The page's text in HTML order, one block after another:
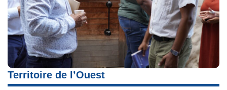
Réunion de travail : plus d’action avec le
Territoire de l’Ouest